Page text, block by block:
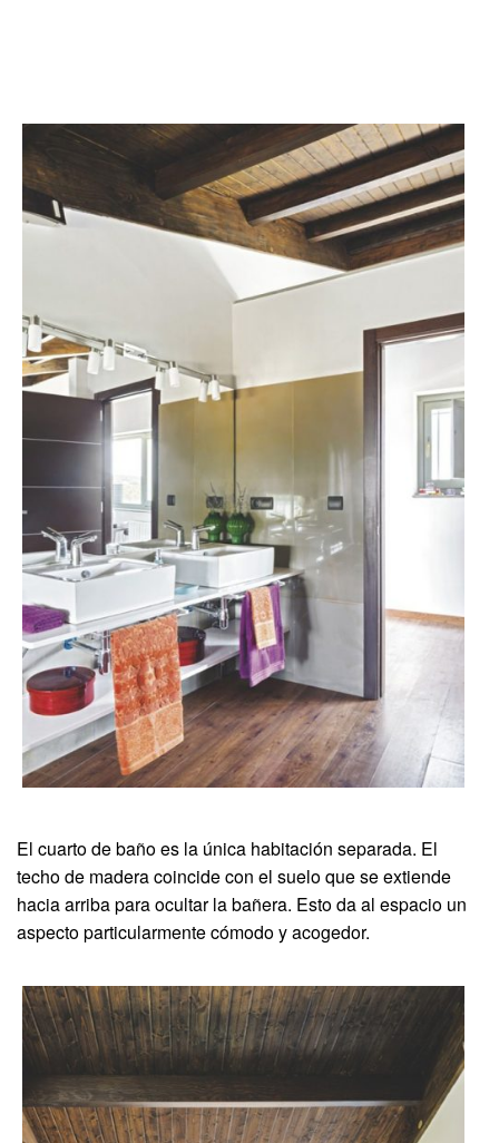
El cuarto de baño es la única habitación separada. El
techo de madera coincide con el suelo que se extiende
hacia arriba para ocultar la bañera. Esto da al espacio un
aspecto particularmente cómodo y acogedor.